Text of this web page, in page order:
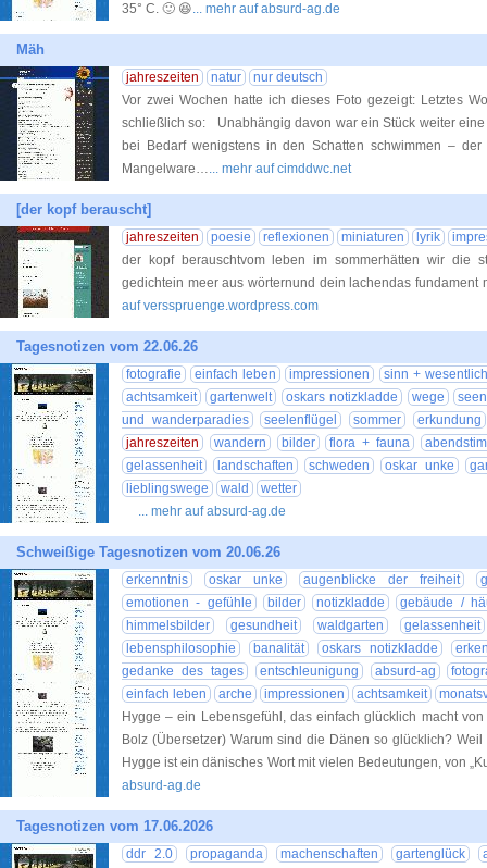
35° C. 🙂 😆... mehr auf absurd-ag.de
Mäh
jahreszeiten natur
nur deutsch
Vor zwei Wochen hatte ich dieses Foto gezeigt: Letztes
schließlich so: Unabhängig davon war ein Stück weiter
bei Bedarf wenigstens in den Schatten schwimmen –
Mangelware…... mehr auf cimddwc.net
[der kopf berauscht]
jahreszeiten poesie reflexionen miniaturen lyrik
der kopf berauschtvom leben im sommerhätten wir die
gedichtein meer aus wörternund dein lachendas
auf versspruenge.wordpress.com
Tagesnotizen vom 22.06.26
fotografie einfach leben impressionen
sinn +
achtsamkeit
gartenwelt oskars notizkladde wege
und wanderparadies
seelenflügel sommer
erkundung
jahreszeiten
wandern bilder flora + fauna
gelassenheit
landschaften schweden oskar unke
lieblingswege
wald
wetter
... mehr auf absurd-ag.de
Schweißige Tagesnotizen vom 20.06.26
erkenntnis oskar unke augenblicke der freiheit
emotionen - gefühle
bilder notizkladde
gebäude /
himmelsbilder
gesundheit waldgarten
gelassenheit
lebensphilosophie
banalität oskars notizkladde
gedanke des tages
entschleunigung absurd-ag
einfach leben
arche impressionen achtsamkeit
Hygge – ein Lebensgefühl, das einfach glücklich macht
Bolz (Übersetzer) Warum sind die Dänen so glücklich?
Hygge ist ein dänisches Wort mit vielen Bedeutungen, von
absurd-ag.de
Tagesnotizen vom 17.06.2026
ddr 2.0 propaganda machenschaften gartenglück